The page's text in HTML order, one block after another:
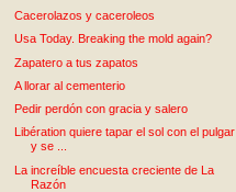
Cacerolazos y caceroleos
Usa Today. Breaking the mold again?
Zapatero a tus zapatos
A llorar al cementerio
Pedir perdón con gracia y salero
Libération quiere tapar el sol con el pulgar
y se ...
La increíble encuesta creciente de La
Razón